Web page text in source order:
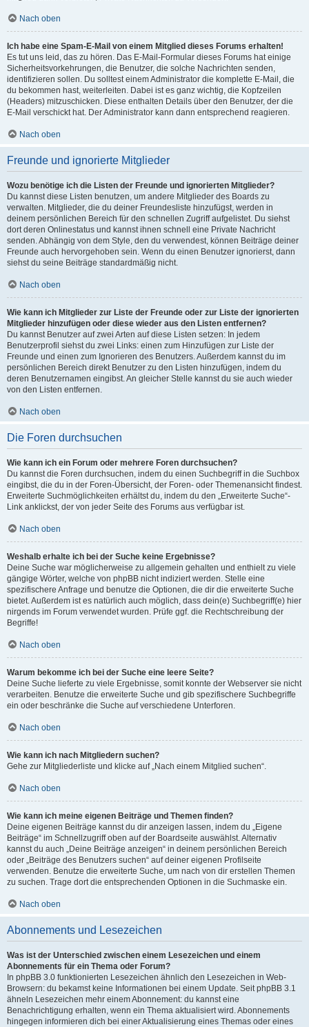
Nach oben
Ich habe eine Spam-E-Mail von einem Mitglied dieses Forums erhalten!
Es tut uns leid, das zu hören. Das E-Mail-Formular dieses Forums hat einige
Sicherheitsvorkehrungen, die Benutzer, die solche Nachrichten senden,
identifizieren sollen. Du solltest einem Administrator die komplette E-Mail, die
du bekommen hast, weiterleiten. Dabei ist es ganz wichtig, die Kopfzeilen
(Headers) mitzuschicken. Diese enthalten Details über den Benutzer, der die
E-Mail verschickt hat. Der Administrator kann dann entsprechend reagieren.
Nach oben
Freunde und ignorierte Mitglieder
Wozu benötige ich die Listen der Freunde und ignorierten Mitglieder?
Du kannst diese Listen benutzen, um andere Mitglieder des Boards zu
verwalten. Mitglieder, die du deiner Freundesliste hinzufügst, werden in
deinem persönlichen Bereich für den schnellen Zugriff aufgelistet. Du siehst
dort deren Onlinestatus und kannst ihnen schnell eine Private Nachricht
senden. Abhängig von dem Style, den du verwendest, können Beiträge deiner
Freunde auch hervorgehoben sein. Wenn du einen Benutzer ignorierst, dann
siehst du seine Beiträge standardmäßig nicht.
Nach oben
Wie kann ich Mitglieder zur Liste der Freunde oder zur Liste der ignorierten
Mitglieder hinzufügen oder diese wieder aus den Listen entfernen?
Du kannst Benutzer auf zwei Arten auf diese Listen setzen: In jedem
Benutzerprofil siehst du zwei Links: einen zum Hinzufügen zur Liste der
Freunde und einen zum Ignorieren des Benutzers. Außerdem kannst du im
persönlichen Bereich direkt Benutzer zu den Listen hinzufügen, indem du
deren Benutzernamen eingibst. An gleicher Stelle kannst du sie auch wieder
von den Listen entfernen.
Nach oben
Die Foren durchsuchen
Wie kann ich ein Forum oder mehrere Foren durchsuchen?
Du kannst die Foren durchsuchen, indem du einen Suchbegriff in die Suchbox
eingibst, die du in der Foren-Übersicht, der Foren- oder Themenansicht findest.
Erweiterte Suchmöglichkeiten erhältst du, indem du den „Erweiterte Suche“-
Link anklickst, der von jeder Seite des Forums aus verfügbar ist.
Nach oben
Weshalb erhalte ich bei der Suche keine Ergebnisse?
Deine Suche war möglicherweise zu allgemein gehalten und enthielt zu viele
gängige Wörter, welche von phpBB nicht indiziert werden. Stelle eine
spezifischere Anfrage und benutze die Optionen, die dir die erweiterte Suche
bietet. Außerdem ist es natürlich auch möglich, dass dein(e) Suchbegriff(e) hier
nirgends im Forum verwendet wurden. Prüfe ggf. die Rechtschreibung der
Begriffe!
Nach oben
Warum bekomme ich bei der Suche eine leere Seite?
Deine Suche lieferte zu viele Ergebnisse, somit konnte der Webserver sie nicht
verarbeiten. Benutze die erweiterte Suche und gib spezifischere Suchbegriffe
ein oder beschränke die Suche auf verschiedene Unterforen.
Nach oben
Wie kann ich nach Mitgliedern suchen?
Gehe zur Mitgliederliste und klicke auf „Nach einem Mitglied suchen“.
Nach oben
Wie kann ich meine eigenen Beiträge und Themen finden?
Deine eigenen Beiträge kannst du dir anzeigen lassen, indem du „Eigene
Beiträge“ im Schnellzugriff oben auf der Boardseite auswählst. Alternativ
kannst du auch „Deine Beiträge anzeigen“ in deinem persönlichen Bereich
oder „Beiträge des Benutzers suchen“ auf deiner eigenen Profilseite
verwenden. Benutze die erweiterte Suche, um nach von dir erstellen Themen
zu suchen. Trage dort die entsprechenden Optionen in die Suchmaske ein.
Nach oben
Abonnements und Lesezeichen
Was ist der Unterschied zwischen einem Lesezeichen und einem
Abonnements für ein Thema oder Forum?
In phpBB 3.0 funktionierten Lesezeichen ähnlich den Lesezeichen in Web-
Browsern: du bekamst keine Informationen bei einem Update. Seit phpBB 3.1
ähneln Lesezeichen mehr einem Abonnement: du kannst eine
Benachrichtigung erhalten, wenn ein Thema aktualisiert wird. Abonnements
hingegen informieren dich bei einer Aktualisierung eines Themas oder eines